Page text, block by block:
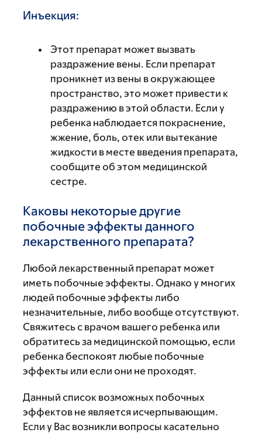
Инъекция:
Этот препарат может вызвать
раздражение вены. Если препарат
проникнет из вены в окружающее
пространство, это может привести к
раздражению в этой области. Если у
ребенка наблюдается покраснение,
жжение, боль, отек или вытекание
жидкости в месте введения препарата,
сообщите об этом медицинской
сестре.
Каковы некоторые другие
побочные эффекты данного
лекарственного препарата?
Любой лекарственный препарат может
иметь побочные эффекты. Однако у многих
людей побочные эффекты либо
незначительные, либо вообще отсутствуют.
Свяжитесь с врачом вашего ребенка или
обратитесь за медицинской помощью, если
ребенка беспокоят любые побочные
эффекты или если они не проходят.
Данный список возможных побочных
эффектов не является исчерпывающим.
Если у Вас возникли вопросы касательно